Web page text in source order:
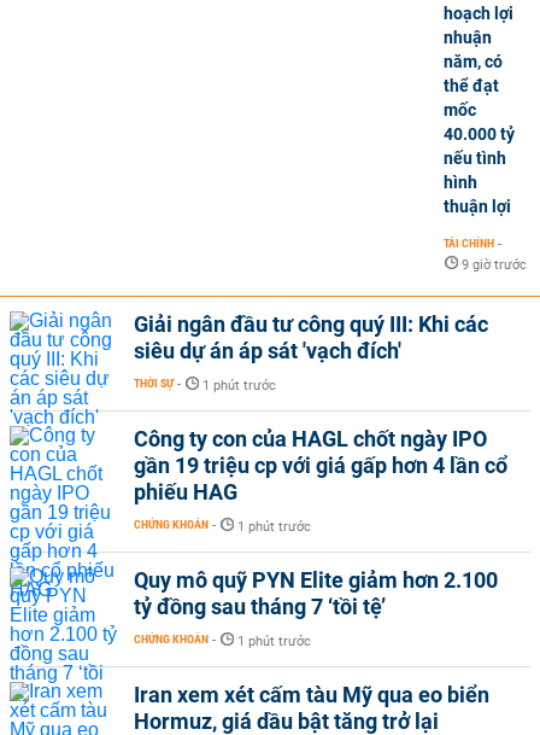
hoạch lợi
nhuận
năm, có
thể đạt
mốc
40.000 tỷ
nếu tình
hình
thuận lợi
TÀI CHÍNH -
9 giờ trước
Giải ngân đầu tư công quý III: Khi các
siêu dự án áp sát 'vạch đích'
THỜI SỰ - 1 phút trước
Công ty con của HAGL chốt ngày IPO
gần 19 triệu cp với giá gấp hơn 4 lần cổ
phiếu HAG
CHỨNG KHOÁN - 1 phút trước
Quy mô quỹ PYN Elite giảm hơn 2.100
tỷ đồng sau tháng 7 ‘tồi tệ’
CHỨNG KHOÁN - 1 phút trước
Iran xem xét cấm tàu Mỹ qua eo biển
Hormuz, giá dầu bật tăng trở lại